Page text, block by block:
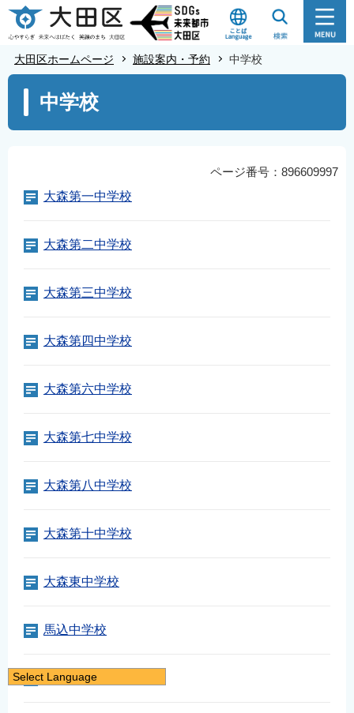
こ
の
ー
大田区ホームページ 施設案内・予約 中学校
こ
中学校
ページ番号：896609997
大森第一中学校
大森第二中学校
大森第三中学校
大森第四中学校
大森第六中学校
大森第七中学校
大森第八中学校
大森第十中学校
大森東中学校
馬込中学校
馬込東中学校
Select Language